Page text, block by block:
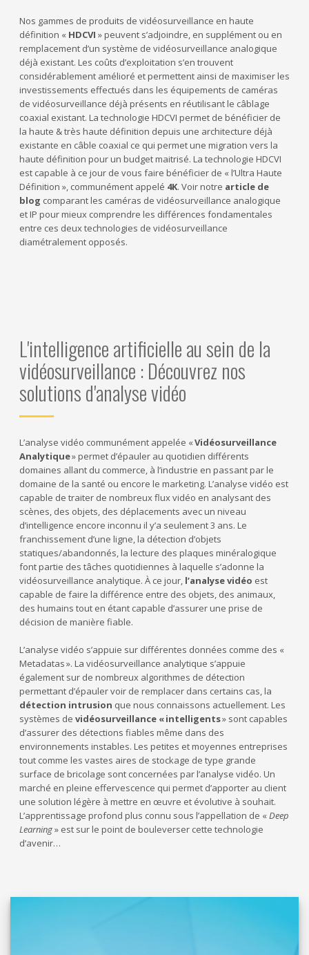
Nos gammes de produits de vidéosurveillance en haute
définition « HDCVI » peuvent s’adjoindre, en supplément ou en
remplacement d’un système de vidéosurveillance analogique
déjà existant. Les coûts d’exploitation s’en trouvent
considérablement amélioré et permettent ainsi de maximiser les
investissements effectués dans les équipements de caméras
de vidéosurveillance déjà présents en réutilisant le câblage
coaxial existant. La technologie HDCVI permet de bénéficier de
la haute & très haute définition depuis une architecture déjà
existante en câble coaxial ce qui permet une migration vers la
haute définition pour un budget maitrisé. La technologie HDCVI
est capable à ce jour de vous faire bénéficier de « l’Ultra Haute
Définition », communément appelé 4K. Voir notre article de
blog comparant les caméras de vidéosurveillance analogique
et IP pour mieux comprendre les différences fondamentales
entre ces deux technologies de vidéosurveillance
diamétralement opposés.
L'intelligence artificielle au sein de la
vidéosurveillance : Découvrez nos
solutions d'analyse vidéo
L’analyse vidéo communément appelée «Vidéosurveillance
Analytique» permet d’épauler au quotidien différents
domaines allant du commerce, à l’industrie en passant par le
domaine de la santé ou encore le marketing. L’analyse vidéo est
capable de traiter de nombreux flux vidéo en analysant des
scènes, des objets, des déplacements avec un niveau
d’intelligence encore inconnu il y’a seulement 3 ans. Le
franchissement d’une ligne, la détection d’objets
statiques/abandonnés, la lecture des plaques minéralogique
font partie des tâches quotidiennes à laquelle s’adonne la
vidéosurveillance analytique. À ce jour, l’analyse vidéo est
capable de faire la différence entre des objets, des animaux,
des humains tout en étant capable d’assurer une prise de
décision de manière fiable.
L’analyse vidéo s’appuie sur différentes données comme des «
Metadatas ». La vidéosurveillance analytique s’appuie
également sur de nombreux algorithmes de détection
permettant d’épauler voir de remplacer dans certains cas, la
détection intrusion que nous connaissons actuellement. Les
systèmes de vidéosurveillance « intelligents» sont capables
d’assurer des détections fiables même dans des
environnements instables. Les petites et moyennes entreprises
tout comme les vastes aires de stockage de type grande
surface de bricolage sont concernées par l’analyse vidéo. Un
marché en pleine effervescence qui permet d’apporter au client
une solution légère à mettre en œuvre et évolutive à souhait.
L’apprentissage profond plus connu sous l’appellation de «Deep
Learning» est sur le point de bouleverser cette technologie
d’avenir…